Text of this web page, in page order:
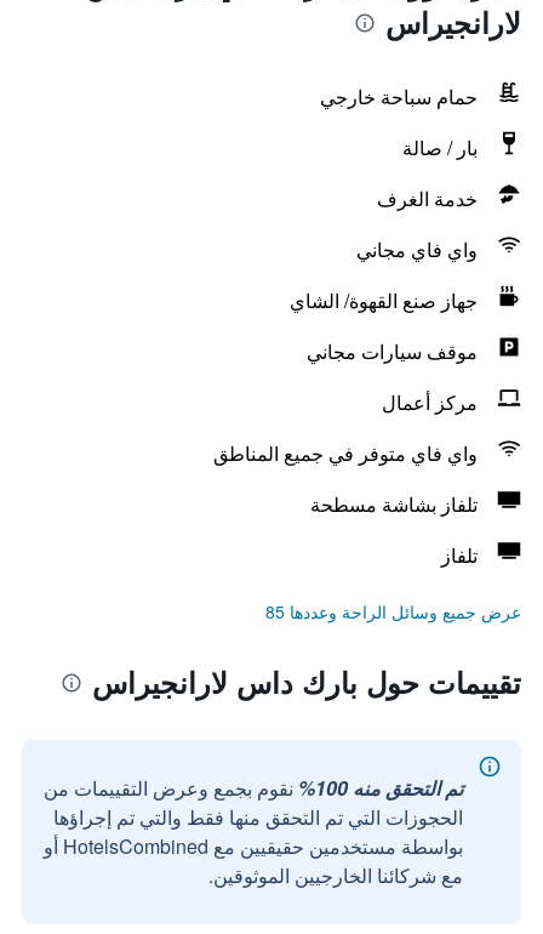
لارانجيراس
حمام سباحة خارجي
بار / صالة
خدمة الغرف
واي فاي مجاني
جهاز صنع القهوة/ الشاي
موقف سيارات مجاني
مركز أعمال
واي فاي متوفر في جميع المناطق
تلفاز بشاشة مسطحة
تلفاز
عرض جميع وسائل الراحة وعددها 85
تقييمات حول بارك داس لارانجيراس
تم التحقق منه 100%
نقوم بجمع وعرض التقييمات من
الحجوزات التي تم التحقق منها فقط والتي تم إجراؤها
بواسطة مستخدمين حقيقيين مع HotelsCombined أو
مع شركائنا الخارجيين الموثوقين.